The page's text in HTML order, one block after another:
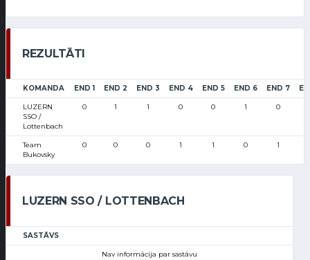
REZULTĀTI
KOMANDA END 1 END 2 END 3 END 4 END 5 END 6 END 7
LUZERN
SSO /
Lottenbach
0 1 1 0 0 1 0
Team
Bukovsky
0 0 0 1 1 0 1
LUZERN SSO / LOTTENBACH
SASTĀVS
Nav informācija par sastāvu